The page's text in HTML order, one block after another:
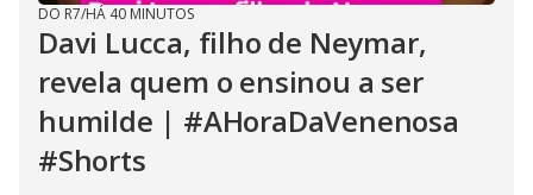
DO R7/HÁ 40 MINUTOS
Davi Lucca, filho de Neymar,
revela quem o ensinou a ser
humilde | #AHoraDaVenenosa
#Shorts